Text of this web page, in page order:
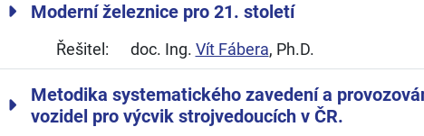
Moderní železnice pro 21. století
Řešitel: doc. Ing. Vít Fábera, Ph.D.
Metodika systematického zavedení a
vozidel pro výcvik strojvedoucích v ČR.